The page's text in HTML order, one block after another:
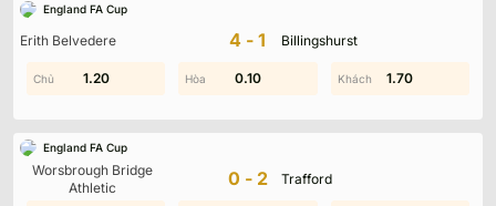
England FA Cup
Erith Belvedere 4-1 Billingshurst
0.60 1.20 1.10
1.20 0.10 1.70
England FA Cup
Worsbrough Bridge
Athletic
0-2 Trafford